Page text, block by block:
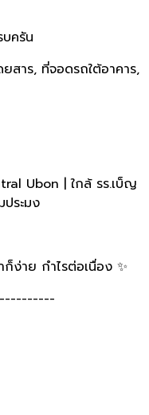
ครัน
สาร, ที่จอดรถใต้อาคาร,
Ubon | ใกล้ รร.เบ็ญ
ระมง
ง่าย กำไรต่อเนื่อง ✨